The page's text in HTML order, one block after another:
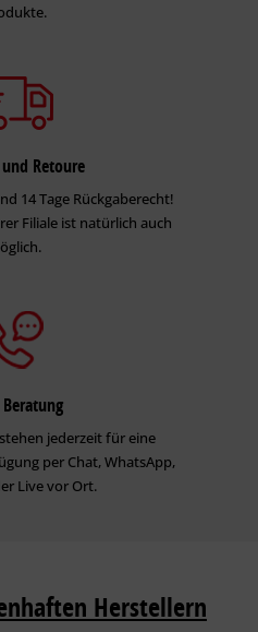
Retoure
14 Tage Rückgaberecht!
Filiale ist natürlich auch
jederzeit für eine
per Chat, WhatsApp,
Live vor Ort.
Herstellern